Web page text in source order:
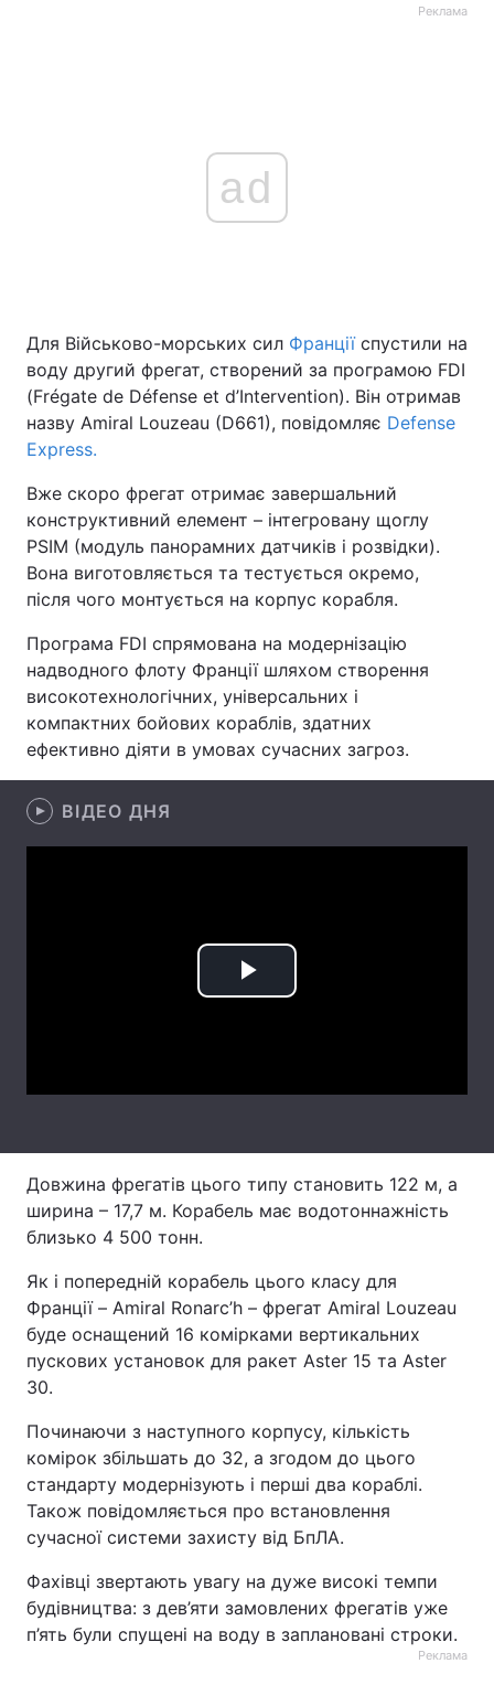
Україна Політика
Економіка Світ
Спорт
Лайт
Зброя Інциденти
Здоров'я Туризм
Цікавинки Погода
Екологія Регіони
Лонгріди
Відео з Youtube
Тема оформлення
Реклама
ad
Для Військово-морських сил Франціїспустили на
воду другий фрегат, створений за програмою FDI
(Frégate de Défense et d’Intervention). Він отримав
назву Amiral Louzeau (D661), повідомляє Defense
Express.
Вже скоро фрегат отримає завершальний
конструктивний елемент – інтегровану щоглу
PSIM (модуль панорамних датчиків і розвідки).
Вона виготовляється та тестується окремо,
після чого монтується на корпус корабля.
Програма FDI спрямована на модернізацію
надводного флоту Франції шляхом створення
високотехнологічних, універсальних і
компактних бойових кораблів, здатних
ефективно діяти в умовах сучасних загроз.
ВІДЕО ДНЯ
Play
Довжина фрегатів цього типу становить 122 м, а
ширина – 17,7 м. Корабель має водотоннажність
близько 4 500 тонн.
Як і попередній корабель цього класу для
Франції – Amiral Ronarc’h – фрегат Amiral Louzeau
буде оснащений 16 комірками вертикальних
пускових установок для ракет Aster 15 та Aster
30.
Починаючи з наступного корпусу, кількість
комірок збільшать до 32, а згодом до цього
стандарту модернізують і перші два кораблі.
Також повідомляється про встановлення
сучасної системи захисту від БпЛА.
Фахівці звертають увагу на дуже високі темпи
будівництва: з дев’яти замовлених фрегатів уже
п’ять були спущені на воду в заплановані строки.
Реклама